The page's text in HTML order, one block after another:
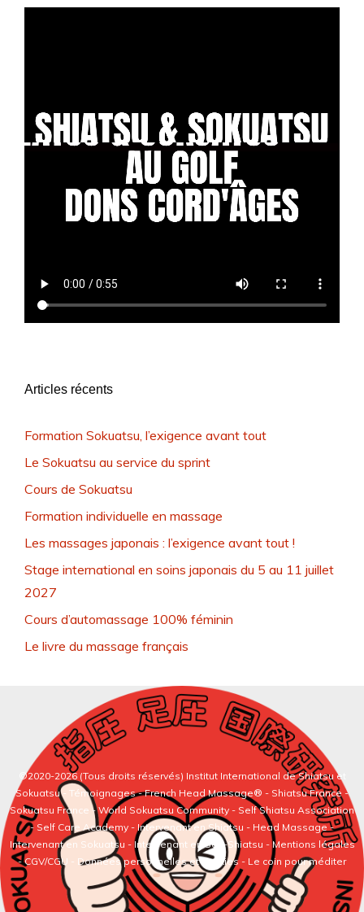
Articles récents
Formation Sokuatsu, l’exigence avant tout
Le Sokuatsu au service du sprint
Cours de Sokuatsu
Formation individuelle en massage
Les massages japonais : l’exigence avant tout !
Stage international en soins japonais du 5 au 11 juillet
2027
Cours d’automassage 100% féminin
Le livre du massage français
©2020-2026 (Tous droits réservés) Institut International de Shiatsu et
Sokuatsu- Témoignages-French Head Massage® - Shiatsu France -
Sokuatsu France -World Sokuatsu Community - Self Shiatsu Association
- Self Care Academy - Intervenant en Shiatsu - Head Massage-
Intervenant en Sokuatsu - Intervenant en Self-Shiatsu - Mentions légales
- CGV/CGU - Données personnelles et cookies - Le coin pour méditer